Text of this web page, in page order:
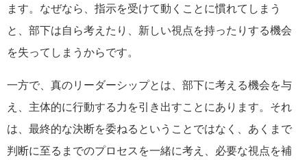
ます。なぜなら、指示を受けて動くことに慣れてしまう
と、部下は自ら考えたり、新しい視点を持ったりする機会
を失ってしまうからです。
一方で、真のリーダーシップとは、部下に考える機会を与
え、主体的に行動する力を引き出すことにあります。それ
は、最終的な決断を委ねるということではなく、あくまで
判断に至るまでのプロセスを一緒に考え、必要な視点を補